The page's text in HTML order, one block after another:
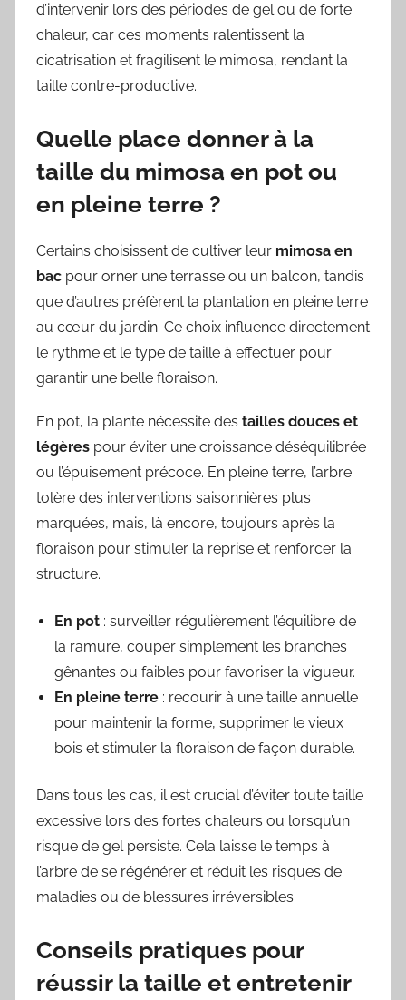
d’intervenir lors des périodes de gel ou de forte
chaleur, car ces moments ralentissent la
cicatrisation et fragilisent le mimosa, rendant la
taille contre-productive.
Quelle place donner à la
taille du mimosa en pot ou
en pleine terre ?
Certains choisissent de cultiver leur mimosa en
bac pour orner une terrasse ou un balcon, tandis
que d’autres préfèrent la plantation en pleine terre
au cœur du jardin. Ce choix influence directement
le rythme et le type de taille à effectuer pour
garantir une belle floraison.
En pot, la plante nécessite des tailles douces et
légères pour éviter une croissance déséquilibrée
ou l’épuisement précoce. En pleine terre, l’arbre
tolère des interventions saisonnières plus
marquées, mais, là encore, toujours après la
floraison pour stimuler la reprise et renforcer la
structure.
En pot : surveiller régulièrement l’équilibre de
la ramure, couper simplement les branches
gênantes ou faibles pour favoriser la vigueur.
En pleine terre : recourir à une taille annuelle
pour maintenir la forme, supprimer le vieux
bois et stimuler la floraison de façon durable.
Dans tous les cas, il est crucial d’éviter toute taille
excessive lors des fortes chaleurs ou lorsqu’un
risque de gel persiste. Cela laisse le temps à
l’arbre de se régénérer et réduit les risques de
maladies ou de blessures irréversibles.
Conseils pratiques pour
réussir la taille et entretenir